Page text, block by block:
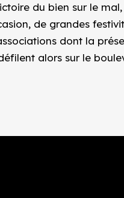
du bien sur le
de grandes
dont la
alors sur le